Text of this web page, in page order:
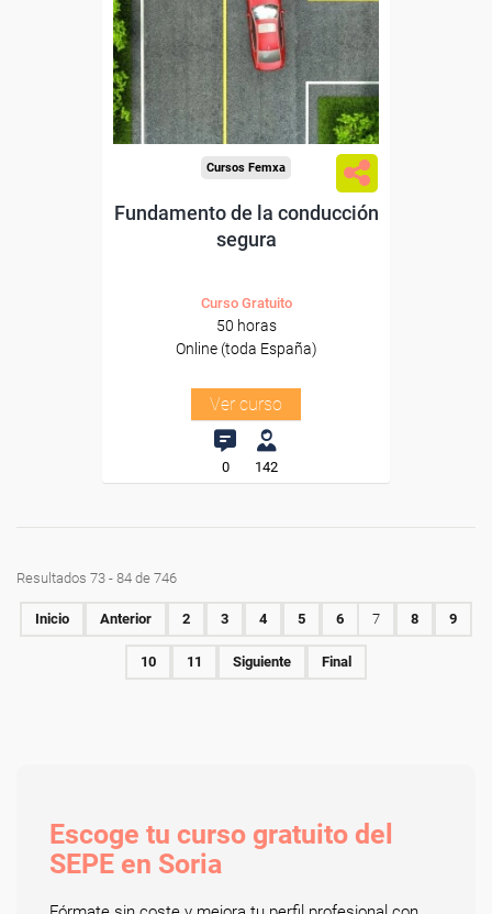
Para desempleados,
trabajadores y autónomos.
Sector
-Otros Servicios.
Cursos Femxa
Fundamento de la conducción
segura
Curso Gratuito
50 horas
Online (toda España)
Ver curso
0 142
Resultados 73 - 84 de 746
Inicio Anterior 2 3 4 5 6 7 8 9
10 11 Siguiente Final
Escoge tu curso gratuito del
SEPE en Soria